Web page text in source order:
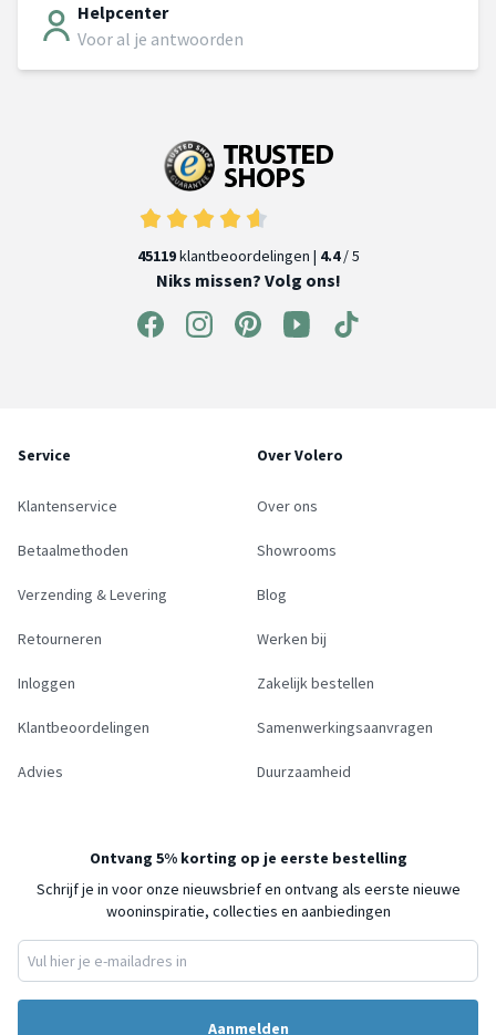
Helpcenter
Voor al je antwoorden
45119klantbeoordelingen | 4.4/ 5
Niks missen? Volg ons!
Service
Klantenservice
Betaalmethoden
Verzending & Levering
Retourneren
Inloggen
Klantbeoordelingen
Advies
Over Volero
Over ons
Showrooms
Blog
Werken bij
Zakelijk bestellen
Samenwerkingsaanvragen
Duurzaamheid
Ontvang 5% korting op je eerste bestelling
Schrijf je in voor onze nieuwsbrief en ontvang als eerste nieuwe
wooninspiratie, collecties en aanbiedingen
Aanmelden